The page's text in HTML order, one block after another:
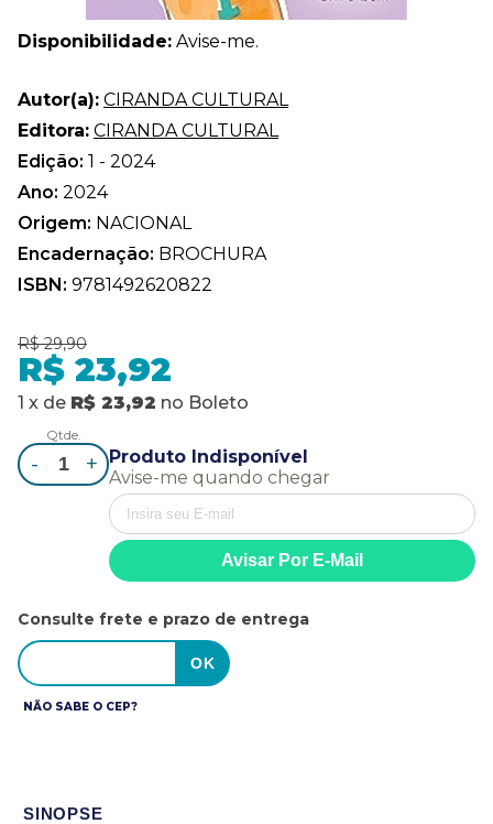
Disponibilidade: Avise-me.
Autor(a): CIRANDA CULTURAL
Editora: CIRANDA CULTURAL
Edição: 1 - 2024
Ano: 2024
Origem: NACIONAL
Encadernação: BROCHURA
ISBN: 9781492620822
R$ 29,90
R$ 23,92
1 x de R$ 23,92 no Boleto
Qtde.
- +
Produto Indisponível
Avise-me quando chegar
Consulte frete e prazo de entrega
NÃO SABE O CEP?
SINOPSE